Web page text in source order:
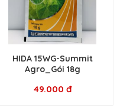
HIDA 15WG-Summit
Agro_Gói 18g
49.000 đ